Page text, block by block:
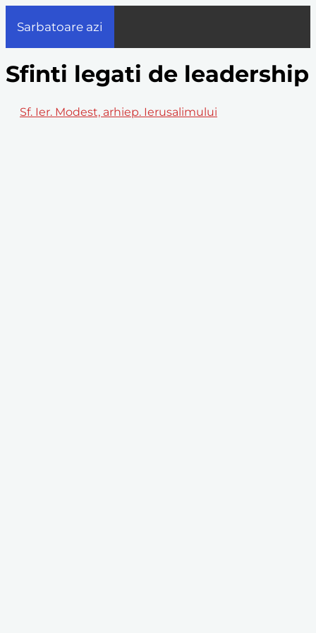
Sarbatoare azi
Sfinti legati de leadership
Sf. Ier. Modest, arhiep. Ierusalimului